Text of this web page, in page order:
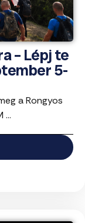
– Lépj te
5-
a Rongyos
...